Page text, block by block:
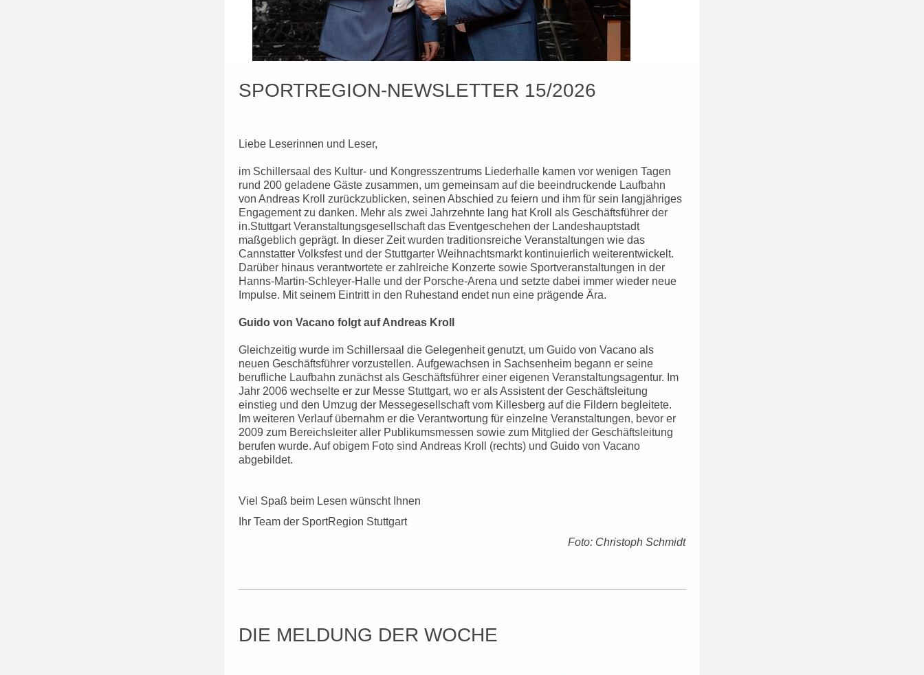
SPORTREGION-NEWSLETTER 15/2026
Liebe Leserinnen und Leser,
im Schillersaal des Kultur- und Kongresszentrums Liederhalle kamen vor wenigen Tagen
rund 200 geladene Gäste zusammen, um gemeinsam auf die beeindruckende Laufbahn
von Andreas Kroll zurückzublicken, seinen Abschied zu feiern und ihm für sein langjähriges
Engagement zu danken. Mehr als zwei Jahrzehnte lang hat Kroll als Geschäftsführer der
in.Stuttgart Veranstaltungsgesellschaft das Eventgeschehen der Landeshauptstadt
maßgeblich geprägt. In dieser Zeit wurden traditionsreiche Veranstaltungen wie das
Cannstatter Volksfest und der Stuttgarter Weihnachtsmarkt kontinuierlich weiterentwickelt.
Darüber hinaus verantwortete er zahlreiche Konzerte sowie Sportveranstaltungen in der
Hanns-Martin-Schleyer-Halle und der Porsche-Arena und setzte dabei immer wieder neue
Impulse. Mit seinem Eintritt in den Ruhestand endet nun eine prägende Ära.
Guido von Vacano folgt auf Andreas Kroll
Gleichzeitig wurde im Schillersaal die Gelegenheit genutzt, um Guido von Vacano als
neuen Geschäftsführer vorzustellen. Aufgewachsen in Sachsenheim begann er seine
berufliche Laufbahn zunächst als Geschäftsführer einer eigenen Veranstaltungsagentur. Im
Jahr 2006 wechselte er zur Messe Stuttgart, wo er als Assistent der Geschäftsleitung
einstieg und den Umzug der Messegesellschaft vom Killesberg auf die Fildern begleitete.
Im weiteren Verlauf übernahm er die Verantwortung für einzelne Veranstaltungen, bevor er
2009 zum Bereichsleiter aller Publikumsmessen sowie zum Mitglied der Geschäftsleitung
berufen wurde. Auf obigem Foto sind Andreas Kroll (rechts) und Guido von Vacano
abgebildet.
Viel Spaß beim Lesen wünscht Ihnen
Ihr Team der SportRegion Stuttgart
Foto: Christoph Schmidt
DIE MELDUNG DER WOCHE